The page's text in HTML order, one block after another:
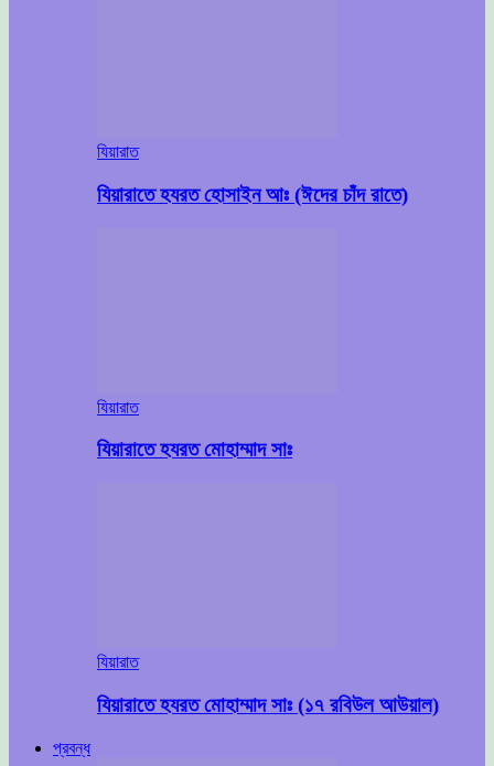
যিয়ারাত
যিয়ারাতে হযরত হোসাইন আঃ (ঈদের চাঁদ রাতে)
যিয়ারাত
যিয়ারাতে হযরত মোহাম্মাদ সাঃ
যিয়ারাত
যিয়ারাতে হযরত মোহাম্মাদ সাঃ (১৭ রবিউল আউয়াল)
প্রবন্ধ